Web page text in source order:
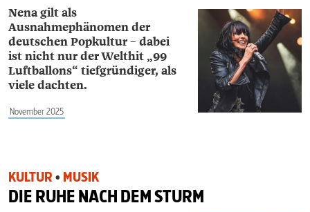
Nena gilt als
Ausnahmephänomen der
deutschen Popkultur – dabei
ist nicht nur der Welthit „99
Luftballons“ tiefgründiger, als
viele dachten.
November 2025
KULTUR • MUSIK
DIE RUHE NACH DEM STURM